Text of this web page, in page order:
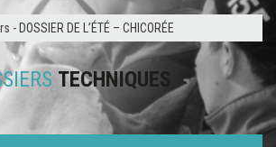
- DOSSIER DE L’ÉTÉ – CHICORÉE
TECHNIQUES